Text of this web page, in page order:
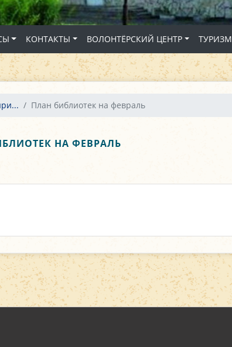
КОНТАКТЫ ВОЛОНТЁРСКИЙ ЦЕНТР ТУРИЗМ
План библиотек на февраль
НА ФЕВРАЛЬ